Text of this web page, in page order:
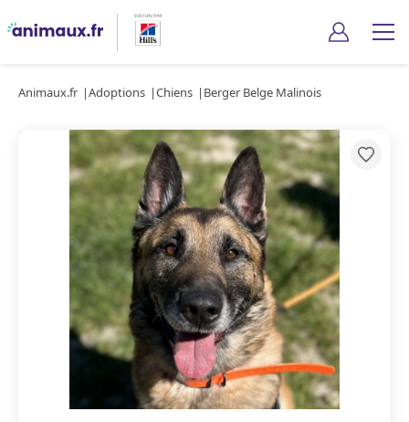
Animaux.fr Adoptions Chiens Berger Belge Malinois